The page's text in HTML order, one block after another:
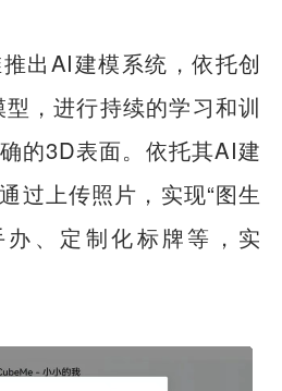
出AI建模系统，依托创
，进行持续的学习和训
的3D表面。依托其AI建
过上传照片，实现“图生
办、定制化标牌等，实